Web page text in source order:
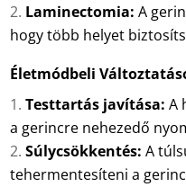
Laminectomia: A
hogy több helyet
Életmódbeli
Testtartás javítása: A
a gerincre nehezedő
Súlycsökkentés: A
tehermentesíteni a